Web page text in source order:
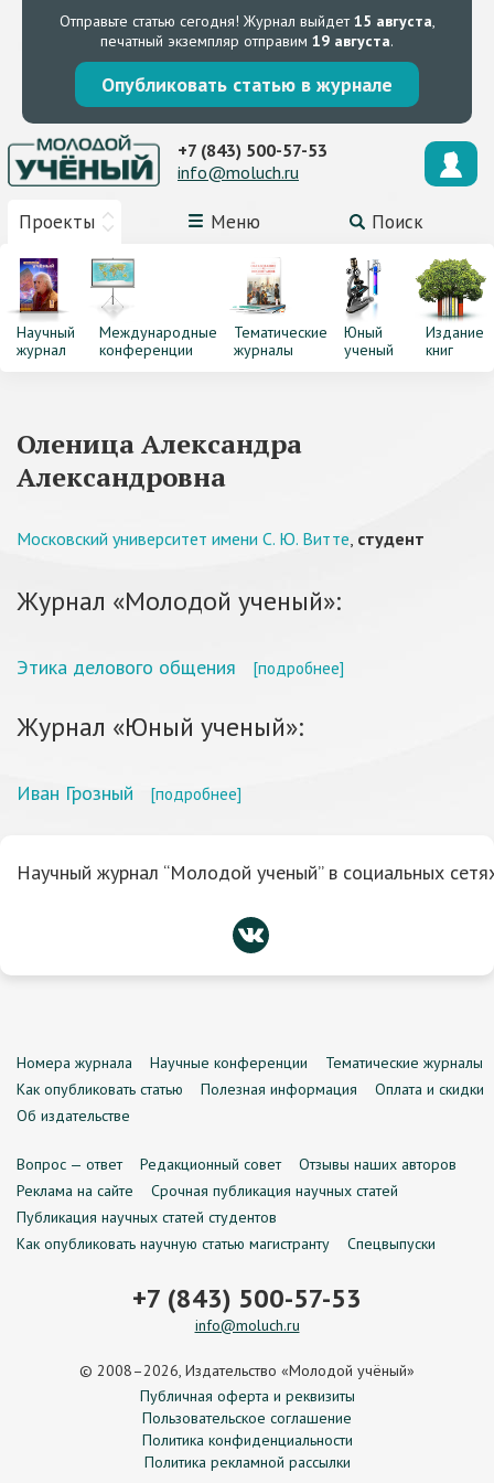
Отправьте статью сегодня! Журнал выйдет15 августа,
печатный экземпляр отправим 19 августа.
Опубликовать статью в журнале
Проекты Меню Поиск
+7 (843) 500-57-53
info@moluch.ru
Научный
журнал
Международные
конференции
Тематические
журналы
Юный
ученый
Издание
книг
Оленица Александра
Александровна
Московский университет имени С. Ю. Витте, студент
Журнал «Молодой ученый»:
Этика делового общения [подробнее]
Журнал «Юный ученый»:
Иван Грозный [подробнее]
Научный журнал “Молодой ученый” в социальных
Номера журнала Научные конференции
Тематические журналы
Как опубликовать статью
Полезная информация
Оплата и скидки
Об издательстве
Вопрос — ответ Редакционный совет
Отзывы наших авторов
Реклама на сайте
Срочная публикация научных статей
Публикация научных статей студентов
Как опубликовать научную статью магистранту
Спецвыпуски
+7 (843) 500-57-53
info@moluch.ru
© 2008–2026, Издательство «Молодой учёный»
Публичная оферта и реквизиты
Пользовательское соглашение
Политика конфиденциальности
Политика рекламной рассылки